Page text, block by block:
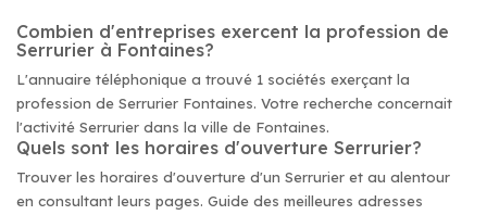
Combien d'entreprises exercent la profession de
Serrurier à Fontaines?
L'annuaire téléphonique a trouvé 1 sociétés exerçant la
profession de Serrurier Fontaines. Votre recherche concernait
l'activité Serrurier dans la ville de Fontaines.
Quels sont les horaires d'ouverture Serrurier?
Trouver les horaires d'ouverture d'un Serrurier et au alentour
en consultant leurs pages. Guide des meilleures adresses